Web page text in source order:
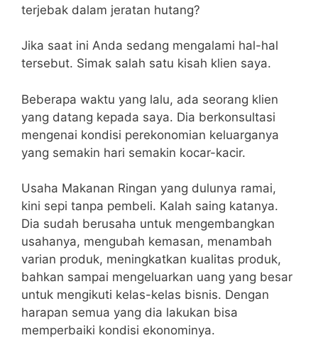
terjebak dalam jeratan hutang?
Jika saat ini Anda sedang mengalami hal-hal
tersebut. Simak salah satu kisah klien saya.
Beberapa waktu yang lalu, ada seorang klien
yang datang kepada saya. Dia berkonsultasi
mengenai kondisi perekonomian keluarganya
yang semakin hari semakin kocar-kacir.
Usaha Makanan Ringan yang dulunya ramai,
kini sepi tanpa pembeli. Kalah saing katanya.
Dia sudah berusaha untuk mengembangkan
usahanya, mengubah kemasan, menambah
varian produk, meningkatkan kualitas produk,
bahkan sampai mengeluarkan uang yang besar
untuk mengikuti kelas-kelas bisnis. Dengan
harapan semua yang dia lakukan bisa
memperbaiki kondisi ekonominya.